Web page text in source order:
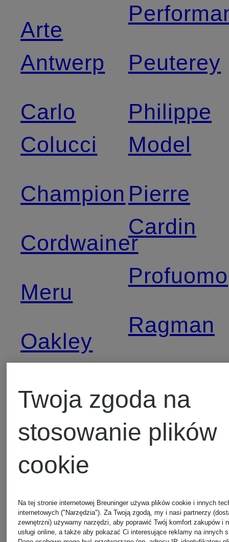
Arte
Antwerp
Carlo
Colucci
Champion
Cordwainer
Meru
Oakley
Off-
White
Officine
Creative
Peuterey
Philippe
Model
Pierre
Cardin
Profuomo
Ragman
Reiss
Rough
Twoja zgoda na
stosowanie plików
cookie
Na tej stronie internetowej Breuninger używa plików cookie i innych
internetowych ("Narzędzia"). Za Twoją zgodą, my i nasi partnerzy
zewnętrzni) używamy narzędzi, aby poprawić Twój komfort zakupów i
usługi online, a także aby pokazać Ci interesujące reklamy na innych